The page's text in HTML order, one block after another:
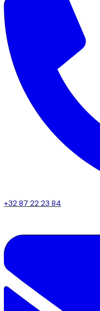
+32 87 22 23 84